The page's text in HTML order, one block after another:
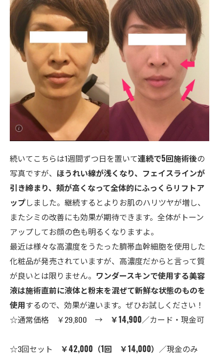
続いてこちらは1週間ずつ日を置いて連続で5回施術後の
写真ですが、 ほうれい線が浅くなり、フェイスラインが
引き締まり、頬が高くなって全体的にふっくらリフトア
ップしました。継続するとよりお肌のハリツヤが増し、
またシミの改善にも効果が期待できます。全体がトーン
アップしてお顔の色も明るくなりますよ。
最近は様々な高濃度をうたった臍帯血幹細胞を使用した
化粧品が発売されていますが、高濃度だからと言って質
が良いとは限りません。 ワンダースキンで使用する美容
液は施術直前に液体と粉末を混ぜて新鮮な状態のものを
使用するので、効果が違います。ぜひお試しください！
☆通常価格 ￥29,800 → ￥14,900／カード・現金可
☆3回セット ￥42,000（1回 ￥14,000） ／現金のみ